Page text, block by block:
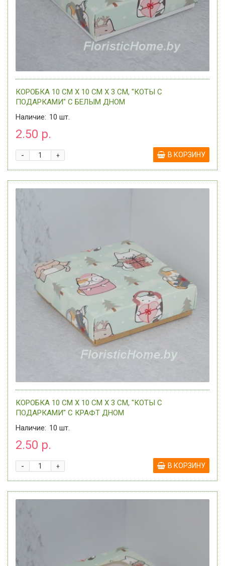
КОРОБКА 10 СМ Х 10 СМ Х 3 СМ, "КОТЫ С
ПОДАРКАМИ" C БЕЛЫМ ДНОМ
Наличие: 10 шт.
2.50 р.
+
- В КОРЗИНУ
КОРОБКА 10 СМ Х 10 СМ Х 3 СМ, "КОТЫ С
ПОДАРКАМИ" C КРАФТ ДНОМ
Наличие: 10 шт.
2.50 р.
+
- В КОРЗИНУ